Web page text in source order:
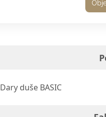
Dary duše BASIC